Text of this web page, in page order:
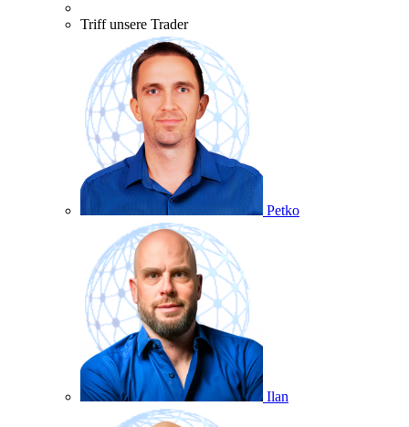
Triff unsere Trader
Petko
Ilan